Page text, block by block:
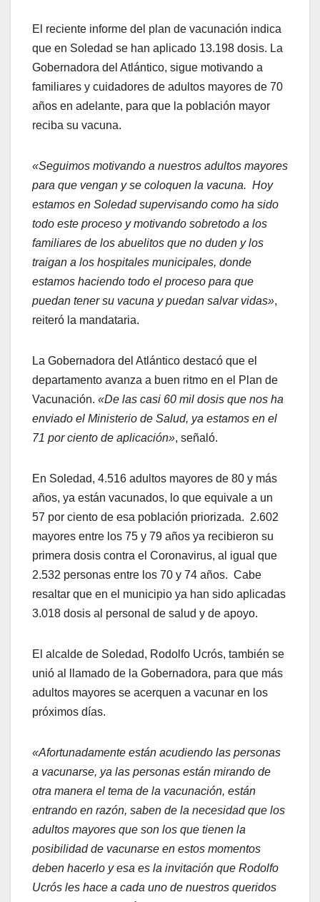
El reciente informe del plan de vacunación indica
que en Soledad se han aplicado 13.198 dosis. La
Gobernadora del Atlántico, sigue motivando a
familiares y cuidadores de adultos mayores de 70
años en adelante, para que la población mayor
reciba su vacuna.
«Seguimos motivando a nuestros adultos mayores
para que vengan y se coloquen la vacuna. Hoy
estamos en Soledad supervisando como ha sido
todo este proceso y motivando sobretodo a los
familiares de los abuelitos que no duden y los
traigan a los hospitales municipales, donde
estamos haciendo todo el proceso para que
puedan tener su vacuna y puedan salvar vidas»,
reiteró la mandataria.
La Gobernadora del Atlántico destacó que el
departamento avanza a buen ritmo en el Plan de
Vacunación. «De las casi 60 mil dosis que nos ha
enviado el Ministerio de Salud, ya estamos en el
71 por ciento de aplicación», señaló.
En Soledad, 4.516 adultos mayores de 80 y más
años, ya están vacunados, lo que equivale a un
57 por ciento de esa población priorizada. 2.602
mayores entre los 75 y 79 años ya recibieron su
primera dosis contra el Coronavirus, al igual que
2.532 personas entre los 70 y 74 años. Cabe
resaltar que en el municipio ya han sido aplicadas
3.018 dosis al personal de salud y de apoyo.
El alcalde de Soledad, Rodolfo Ucrós, también se
unió al llamado de la Gobernadora, para que más
adultos mayores se acerquen a vacunar en los
próximos días.
«Afortunadamente están acudiendo las personas
a vacunarse, ya las personas están mirando de
otra manera el tema de la vacunación, están
entrando en razón, saben de la necesidad que los
adultos mayores que son los que tienen la
posibilidad de vacunarse en estos momentos
deben hacerlo y esa es la invitación que Rodolfo
Ucrós les hace a cada uno de nuestros queridos